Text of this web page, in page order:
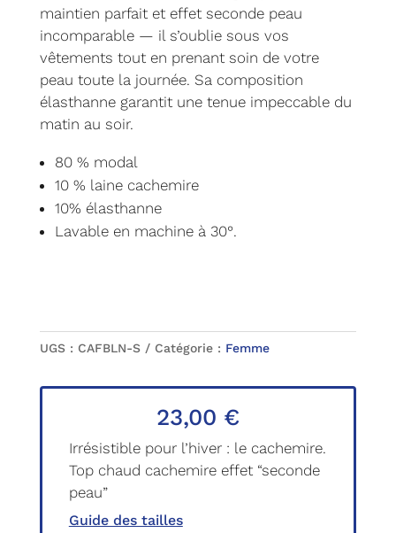
maintien parfait et effet seconde peau
incomparable — il s’oublie sous vos
vêtements tout en prenant soin de votre
peau toute la journée. Sa composition
élasthanne garantit une tenue impeccable du
matin au soir.
80 % modal
10 % laine cachemire
10% élasthanne
Lavable en machine à 30°.
UGS : CAFBLN-S Catégorie : Femme
23,00 €
Irrésistible pour l’hiver : le cachemire.
Top chaud cachemire effet “seconde
peau”
Guide des tailles